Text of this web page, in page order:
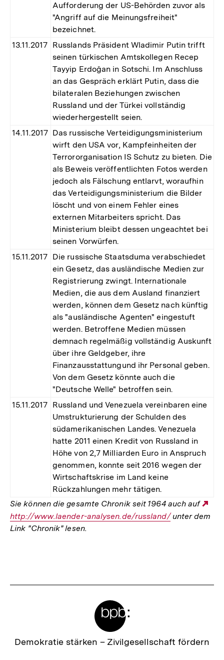
Aufforderung der US-Behörden zuvor als
"Angriff auf die Meinungsfreiheit"
bezeichnet.
13.11.2017 Russlands Präsident Wladimir Putin trifft
seinen türkischen Amtskollegen Recep
Tayyip Erdoğan in Sotschi. Im Anschluss
an das Gespräch erklärt Putin, dass die
bilateralen Beziehungen zwischen
Russland und der Türkei vollständig
wiederhergestellt seien.
14.11.2017 Das russische Verteidigungsministerium
wirft den USA vor, Kampfeinheiten der
Terrororganisation IS Schutz zu bieten. Die
als Beweis veröffentlichten Fotos werden
jedoch als Fälschung entlarvt, woraufhin
das Verteidigungsministerium die Bilder
löscht und von einem Fehler eines
externen Mitarbeiters spricht. Das
Ministerium bleibt dessen ungeachtet bei
seinen Vorwürfen.
15.11.2017 Die russische Staatsduma verabschiedet
ein Gesetz, das ausländische Medien zur
Registrierung zwingt. Internationale
Medien, die aus dem Ausland finanziert
werden, können dem Gesetz nach künftig
als "ausländische Agenten" eingestuft
werden. Betroffene Medien müssen
demnach regelmäßig vollständig Auskunft
über ihre Geldgeber, ihre
Finanzausstattungund ihr Personal geben.
Von dem Gesetz könnte auch die
"Deutsche Welle" betroffen sein.
15.11.2017 Russland und Venezuela vereinbaren eine
Umstrukturierung der Schulden des
südamerikanischen Landes. Venezuela
hatte 2011 einen Kredit von Russland in
Höhe von 2,7 Milliarden Euro in Anspruch
genommen, konnte seit 2016 wegen der
Wirtschaftskrise im Land keine
Rückzahlungen mehr tätigen.
Sie können die gesamte Chronik seit 1964 auch auf
http://www.laender-analysen.de/russland/unter dem
Link "Chronik" lesen.
Zur
Demokratie stärken – Zivilgesellschaft fördern